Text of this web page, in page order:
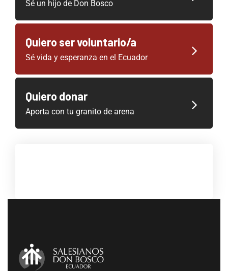
Sé un hijo de Don Bosco
Quiero ser voluntario/a
Sé vida y esperanza en el Ecuador
Quiero donar
Aporta con tu granito de arena